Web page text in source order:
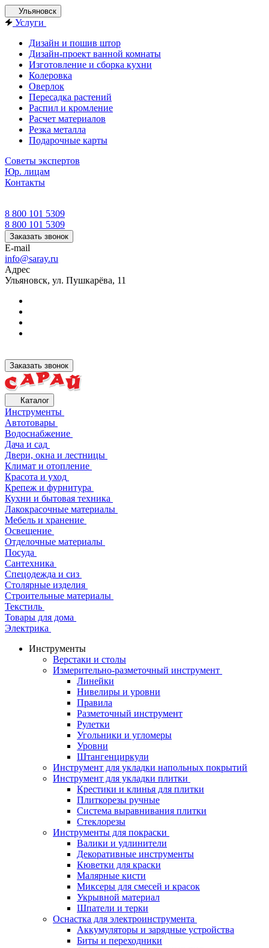
Ульяновск
Услуги
Дизайн и пошив штор
Дизайн-проект ванной комнаты
Изготовление и сборка кухни
Колеровка
Оверлок
Пересадка растений
Распил и кромление
Расчет материалов
Резка металла
Подарочные карты
Советы экспертов
Юр. лицам
Контакты
8 800 101 5309
8 800 101 5309
Заказать звонок
E-mail
info@saray.ru
Адрес
Ульяновск, ул. Пушкарёва, 11
Заказать звонок
Каталог
Инструменты
Автотовары
Водоснабжение
Дача и сад
Двери, окна и лестницы
Климат и отопление
Красота и уход
Крепеж и фурнитура
Кухни и бытовая техника
Лакокрасочные материалы
Мебель и хранение
Освещение
Отделочные материалы
Посуда
Сантехника
Спецодежда и сиз
Столярные изделия
Строительные материалы
Текстиль
Товары для дома
Электрика
Инструменты
Верстаки и столы
Измерительно-разметочный инструмент
Линейки
Нивелиры и уровни
Правила
Разметочный инструмент
Рулетки
Угольники и угломеры
Уровни
Штангенциркули
Инструмент для укладки напольных покрытий
Инструмент для укладки плитки
Крестики и клинья для плитки
Плиткорезы ручные
Система выравнивания плитки
Стеклорезы
Инструменты для покраски
Валики и удлинители
Декоративные инструменты
Кюветки для краски
Малярные кисти
Миксеры для смесей и красок
Укрывной материал
Шпатели и терки
Оснастка для электроинструмента
Аккумуляторы и зарядные устройства
Биты и переходники